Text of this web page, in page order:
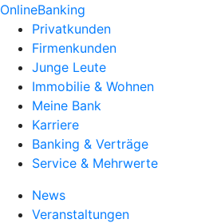
OnlineBanking
Privatkunden
Firmenkunden
Junge Leute
Immobilie & Wohnen
Meine Bank
Karriere
Banking & Verträge
Service & Mehrwerte
News
Veranstaltungen